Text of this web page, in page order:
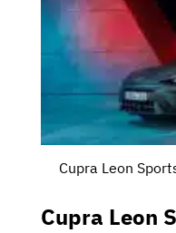
Cupra Leon
Cupra Leon